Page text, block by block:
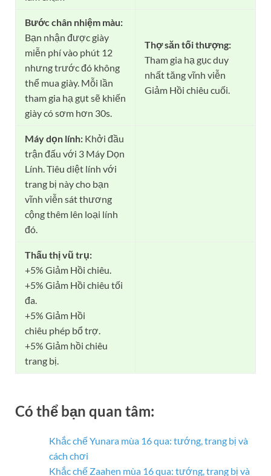
Bước chân nhiệm màu:
Bạn nhận được giày
miễn phí vào phút 12
nhưng trước đó không
thể mua giày. Mỗi lần
tham gia hạ gụt sẽ khiến
giày có sơm hơn 30s.
Thợ săn tối thượng:
Tham gia hạ gục duy
nhất tăng vĩnh viễn
Giảm Hồi chiêu cuối.
Máy dọn lính: Khởi đầu
trận đấu với 3 Máy Dọn
Lính. Tiêu diệt lính với
trang bị này cho bạn
vĩnh viễn sát thương
cộng thêm lên loại lính
đó.
Thấu thị vũ trụ:
+5% Giảm Hồi chiêu.
+5% Giảm Hồi chiêu tối
đa.
+5% Giảm Hồi
chiêu phép bổ trợ.
+5% Giảm hồi chiêu
trang bị.
Có thể bạn quan tâm:
Khắc chế Yunara mùa 16 qua: tướng, trang bị và
cách chơi
Khắc chế Zaahen mùa 16 qua: tướng, trang bị và